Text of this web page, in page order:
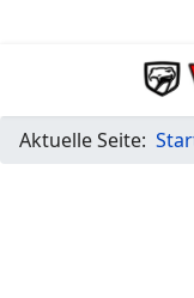
Aktuelle Seite: